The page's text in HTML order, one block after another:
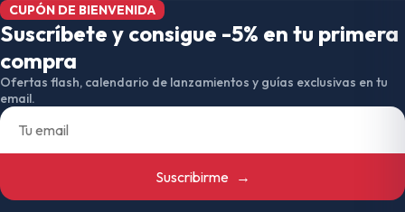
CUPÓN DE BIENVENIDA
Suscríbete y consigue -5% en tu primera
compra
Ofertas flash, calendario de lanzamientos y guías exclusivas en tu
email.
Suscribirme →